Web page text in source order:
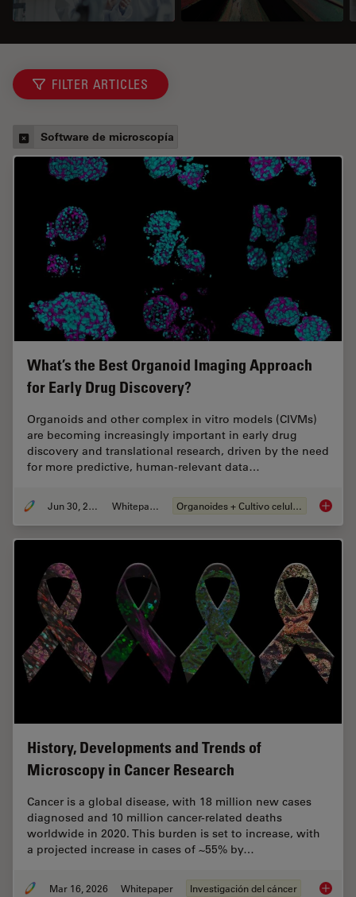
FILTER ARTICLES
Software de microscopía
What’s the Best Organoid Imaging Approach
for Early Drug Discovery?
Organoids and other complex in vitro models (CIVMs)
are becoming increasingly important in early drug
discovery and translational research, driven by the need
for more predictive, human-relevant data…
Jun 30, 2026 Whitepaper Organoides + Cultivo celular 3D
History, Developments and Trends of
Microscopy in Cancer Research
Cancer is a global disease, with 18 million new cases
diagnosed and 10 million cancer-related deaths
worldwide in 2020. This burden is set to increase, with
a projected increase in cases of ~55% by…
Mar 16, 2026 Whitepaper Investigación del cáncer